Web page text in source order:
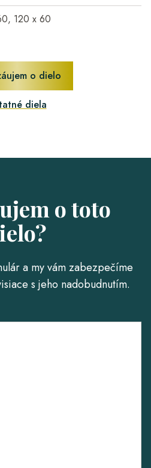
120 x 60
o dielo
diela
o toto
a my vám zabezpečíme
s jeho nadobudnutím.